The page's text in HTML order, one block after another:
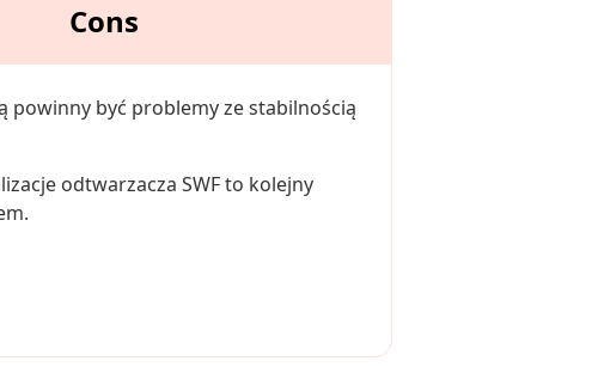
Cons
powinny być problemy ze stabilnością
odtwarzacza SWF to kolejny